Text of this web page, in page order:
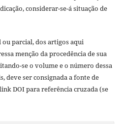
considerar-se-á situação de
parcial, dos artigos aqui
menção da procedência de sua
se o volume e o número dessa
deve ser consignada a fonte de
DOI para referência cruzada (se